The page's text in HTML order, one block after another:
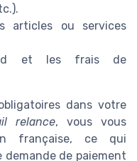
articles ou services
et les frais de
dans votre
relance, vous vous
française, ce qui
de paiement